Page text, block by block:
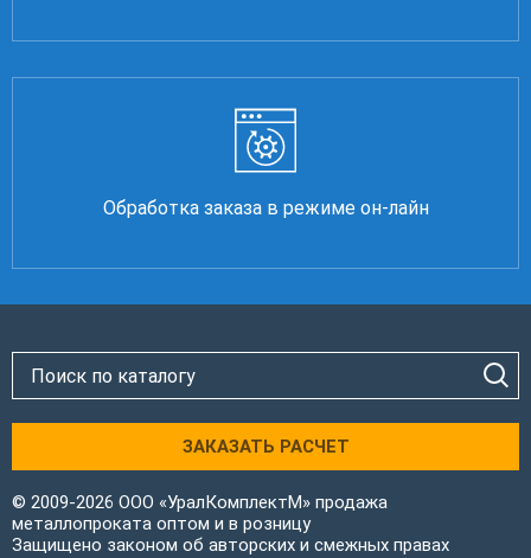
Обработка заказа в режиме он-лайн
ЗАКАЗАТЬ РАСЧЕТ
© 2009-2026 ООО «УралКомплектМ» продажа
металлопроката оптом и в розницу
Защищено законом об авторских и смежных правах